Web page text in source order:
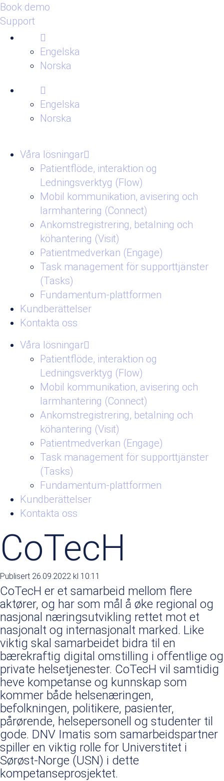
Book demo
Support
Engelska
Norska
Engelska
Norska
Våra lösningar
Patientflöde, interaktion og
Ledningsverktyg (Flow)
Mobil kommunikation, avisering och
larmhantering (Connect)
Ankomstregistrering, betalning och
köhantering (Visit)
Patientmedverkan (Engage)
Task management för supporttjänster
(Tasks)
Fundamentum-plattformen
Kundberättelser
Kontakta oss
Våra lösningar
Patientflöde, interaktion og
Ledningsverktyg (Flow)
Mobil kommunikation, avisering och
larmhantering (Connect)
Ankomstregistrering, betalning och
köhantering (Visit)
Patientmedverkan (Engage)
Task management för supporttjänster
(Tasks)
Fundamentum-plattformen
Kundberättelser
Kontakta oss
CoTecH
Publisert 26.09.2022 kl 10:11
CoTecH er et samarbeid mellom flere
aktører, og har som mål å øke regional og
nasjonal næringsutvikling rettet mot et
nasjonalt og internasjonalt marked. Like
viktig skal samarbeidet bidra til en
bærekraftig digital omstilling i offentlige og
private helsetjenester. CoTecH vil samtidig
heve kompetanse og kunnskap som
kommer både helsenæringen,
befolkningen, politikere, pasienter,
pårørende, helsepersonell og studenter til
gode. DNV Imatis som samarbeidspartner
spiller en viktig rolle for Universtitet i
Sørøst-Norge (USN) i dette
kompetanseprosjektet.